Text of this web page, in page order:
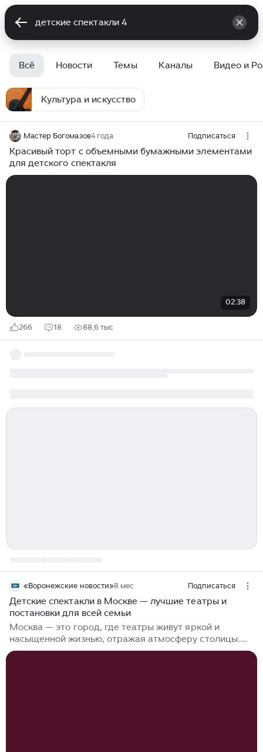
Всё Новости Темы Каналы Видео и
Культура и искусство
Мастер Богомазов4 года Подписаться
Красивый торт с объемными бумажными элементами
для детского спектакля
02:38
266 18 88,6 тыс
«Воронежские новости»8 мес Подписаться
Детские спектакли в Москве — лучшие театры и
постановки для всей семьи
Москва — это город, где театры живут яркой и
насыщенной жизнью, отражая атмосферу столицы.
Каждый день на сценах города актёры оживляют